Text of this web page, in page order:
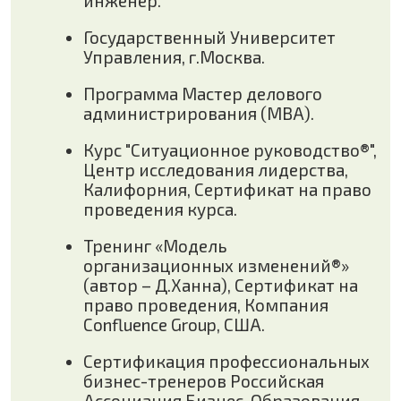
Confluence Group, США.
Сертификация профессиональных
бизнес-тренеров Российская
(РАБО).
Сертификат на право
программам компании
FranklinCovey на территории
России (лицензиант FranklinCovey
MTI System).
Лидерство в стиле Agile»,
International Institute for Management
Development (Germany), ГК
Международный институт
менеджмента.
стандарта PMI® PMBOK® Guide v.7.
Учебный центр «Специалист» при
ОТ ТРЕНЕРА
Обучение всегда провожу:
-динамично и с отработкой
навыков